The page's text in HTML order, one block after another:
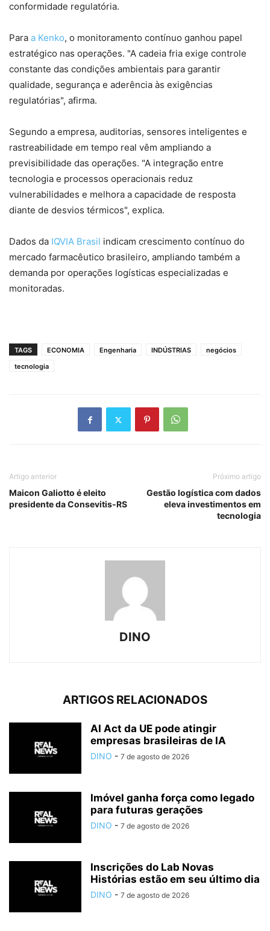
conformidade regulatória.
Para a Kenko, o monitoramento contínuo ganhou papel
estratégico nas operações. "A cadeia fria exige controle
constante das condições ambientais para garantir
qualidade, segurança e aderência às exigências
regulatórias", afirma.
Segundo a empresa, auditorias, sensores inteligentes e
rastreabilidade em tempo real vêm ampliando a
previsibilidade das operações. "A integração entre
tecnologia e processos operacionais reduz
vulnerabilidades e melhora a capacidade de resposta
diante de desvios térmicos", explica.
Dados da IQVIA Brasil indicam crescimento contínuo do
mercado farmacêutico brasileiro, ampliando também a
demanda por operações logísticas especializadas e
monitoradas.
TAGS ECONOMIA Engenharia INDÚSTRIAS
negócios
tecnologia
Artigo anterior
Maicon Galiotto é eleito
presidente da Consevitis-RS
Próximo artigo
Gestão logística com dados
eleva investimentos em
tecnologia
DINO
ARTIGOS RELACIONADOS
AI Act da UE pode atingir
empresas brasileiras de IA
DINO - 7 de agosto de 2026
Imóvel ganha força como legado
para futuras gerações
DINO - 7 de agosto de 2026
Inscrições do Lab Novas
Histórias estão em seu último dia
DINO - 7 de agosto de 2026